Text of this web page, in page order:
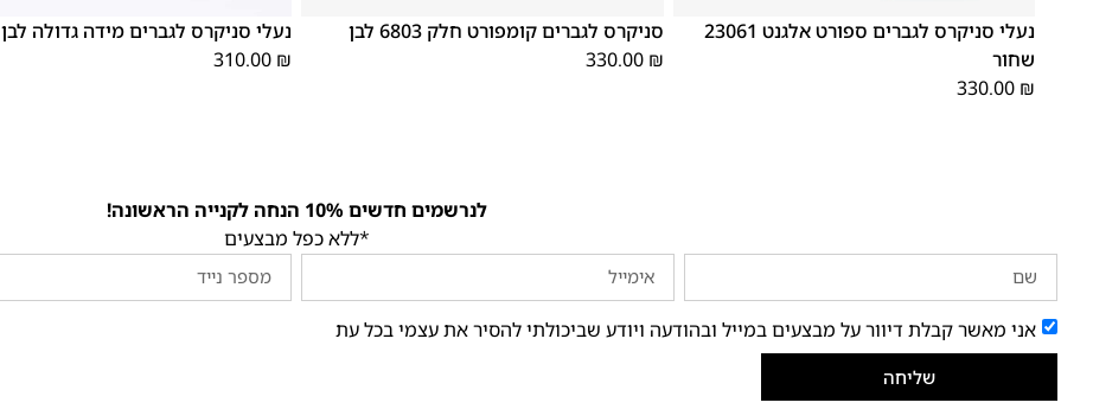
נעלי סניקרס לגברים ספורט אלגנט 23061
שחור
330.00 ₪
סניקרס לגברים קומפורט חלק 6803 לבן
330.00 ₪
נעלי סניקרס לגברים מידה גדולה לבן 1006
310.00 ₪
לנרשמים חדשים 10% הנחה לקנייה הראשונה!
*ללא כפל מבצעים
אני מאשר קבלת דיוור על מבצעים במייל ובהודעה ויודע שביכולתי להסיר את עצמי בכל עת
שליחה